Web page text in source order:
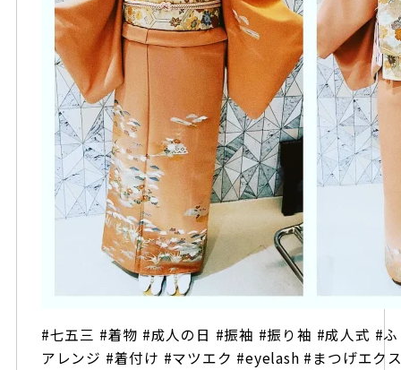
#七五三 #着物 #成人の日 #振袖 #振り袖 #成人式 #
アレンジ #着付け #マツエク #eyelash #まつげエク